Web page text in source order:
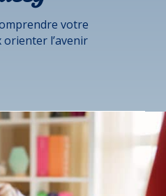
votre
l’avenir